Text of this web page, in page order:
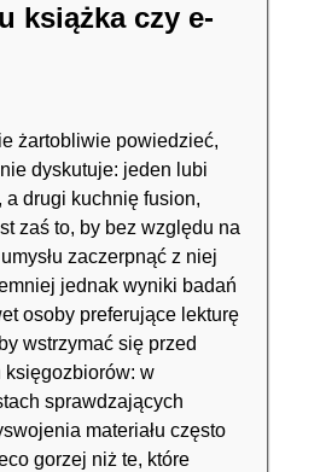
książka czy e-
żartobliwie powiedzieć,
dyskutuje: jeden lubi
a drugi kuchnię fusion,
zaś to, by bez względu na
zaczerpnąć z niej
jednak wyniki badań
osoby preferujące lekturę
wstrzymać się przed
w
sprawdzających
materiału często
gorzej niż te, które